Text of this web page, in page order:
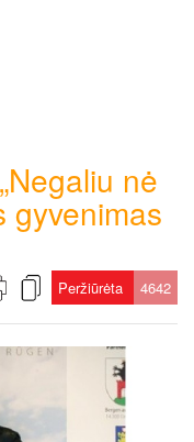
nė
gyvenimas
Peržiūrėta 4642